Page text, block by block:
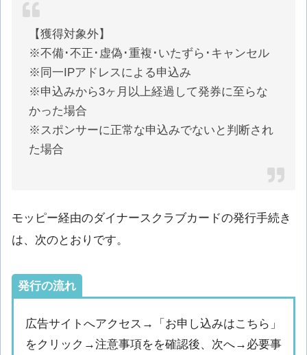
【獲得対象外】
※不備･不正･虚偽･重複･いたずら･キャンセル
※同一IPアドレスによる申込み
※申込みから3ヶ月以上経過して発券に至らな
かった場合
※スポンサーに正常な申込みでないと判断され
た場合
モッピー経由のダイナースクラブカードの発行手続き
は、次のとおりです。
発行の流れ
広告サイトへアクセス→「お申し込みはこちら」
をクリック→注意事項をを確認後、次へ→必要事